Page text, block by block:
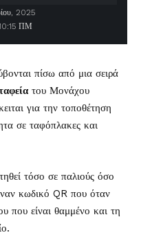
ΠΜ
2025
πίσω από μια σειρά
του Μονάχου
για την τοποθέτηση
σε ταφόπλακες και
τόσο σε παλιούς όσο
κωδικό QR που όταν
που είναι θαμμένο και τη